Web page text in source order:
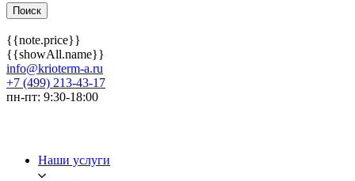
{{note.price}}
{{showAll.name}}
info@krioterm-a.ru
+7 (499) 213-43-17
пн-пт: 9:30-18:00
Наши услуги